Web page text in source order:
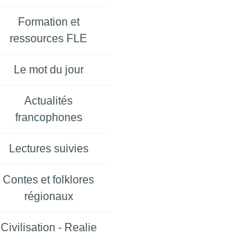
Formation et
ressources FLE
Le mot du jour
Actualités
francophones
Lectures suivies
Contes et folklores
régionaux
Civilisation - Realie